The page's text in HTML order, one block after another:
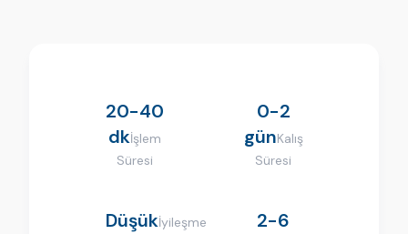
20-40
dkİşlem
Süresi
0-2
günKalış
Süresi
Düşükİyileşme
2-6